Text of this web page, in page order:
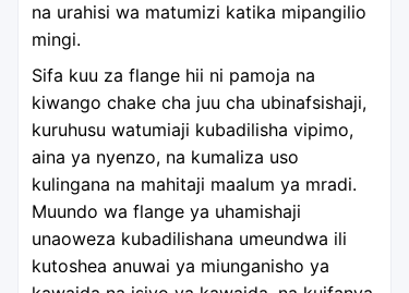
na urahisi wa matumizi katika mipangilio
mingi.
Sifa kuu za flange hii ni pamoja na
kiwango chake cha juu cha ubinafsishaji,
kuruhusu watumiaji kubadilisha vipimo,
aina ya nyenzo, na kumaliza uso
kulingana na mahitaji maalum ya mradi.
Muundo wa flange ya uhamishaji
unaoweza kubadilishana umeundwa ili
kutoshea anuwai ya miunganisho ya